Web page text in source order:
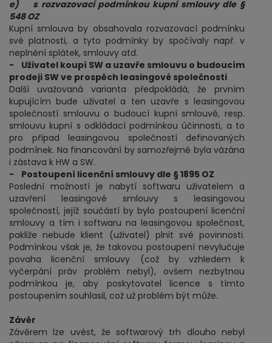
e) s rozvazovací podmínkou kupní smlouvy dle §
548 OZ
Kupní smlouva by obsahovala rozvazovací podmínku
své platnosti, a tyto podmínky by spočívaly např. v
neplnění splátek, smlouvy atd.
- Uživatel koupí SW a uzavře smlouvu o budoucím
prodeji SW ve prospěch leasingové společnosti
Další uvažovaná varianta předpokládá, že prvním
kupujícím bude uživatel a ten uzavře s leasingovou
společností smlouvu o budoucí kupní smlouvě, resp.
smlouvu kupní s odkládací podmínkou účinnosti, a to
pro případ leasingovou společností definovaných
podmínek. Na financování by samozřejmě byla vázána
i zástava k HW a SW.
- Postoupení licenční smlouvy dle § 1895 OZ
Poslední možností je nabytí softwaru uživatelem a
uzavření leasingové smlouvy s leasingovou
společností, jejíž součástí by bylo postoupení licenční
smlouvy a tím i softwaru na leasingovou společnost,
pakliže nebude klient (uživatel) plnit své povinnosti.
Podmínkou však je, že takovou postoupení nevylučuje
povaha licenční smlouvy (což by vzhledem k
vyčerpání práv problém nebyl), ovšem nezbytnou
podmínkou je, aby poskytovatel licence s tímto
postoupením souhlasil, což už problém být může.
Závěr
Závěrem lze uvést, že softwarový trh dlouho nebyl